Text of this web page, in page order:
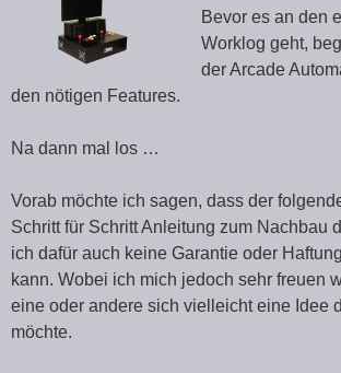
Bevor es an den
Worklog geht,
der Arcade
den nötigen Features.
Na dann mal los …
Vorab möchte ich sagen, dass der
Schritt für Schritt Anleitung zum Nachbau
ich dafür auch keine Garantie oder
kann. Wobei ich mich jedoch sehr freuen
eine oder andere sich vielleicht eine Idee
möchte.